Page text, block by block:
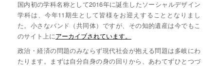
国内初の学科名称として2016年に誕生したソーシャルデザイン
学科は、今年11期生として皆様をお迎えすることとなりまし
た。小さなバンド（共同体）ですが、その知的遺産は今でもこ
のサイト上にアーカイブされています。
政治・経済の問題のみならず現代社会が抱える問題は多岐にわ
たります。まずは自分自身の身の回りから、あわてずひとつづ